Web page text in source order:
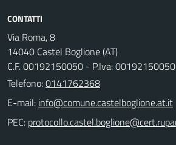
CONTATTI
Via Roma, 8
14040 Castel Boglione (AT)
C.F. 00192150050 - P.Iva: 00192150050
Telefono:0141762368
E-mail:
PEC: